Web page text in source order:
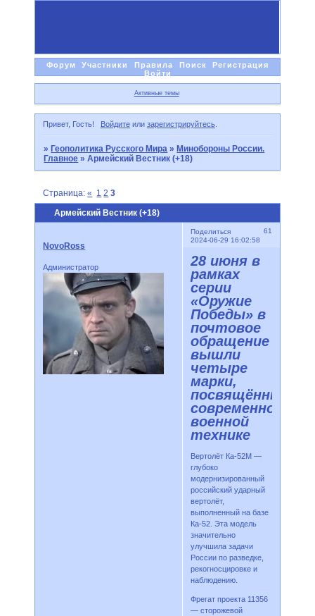
Форум Участники Правила Поиск
Регистрация
Войти
Активные темы
Привет, Гость! Войдитеили зарегистрируйтесь.
»Геополитика Русского Мира »Минобороны России.
Главное »Армейский Вестник (+18)
Армейский Вестник (+18)
Страница:« 1 2 3
Поделиться
61
2024-06-29 16:02:58
NovoRoss
Администратор
28 июня в
рамках
серии
«Оружие
Победы» в
почтовое
обращение
вышли
четыре
марки,
посвящённые
современной
военной
технике
Вертолёт Ка-52М —
глубоко
модернизированный
российский ударный
вертолёт,
выполненный на базе
Ка-52. Эта модель
значительно
улучшила задачи
России по разведке,
рекогносцировке и
наблюдению.
Фрегат проекта 11356
— сторожевой